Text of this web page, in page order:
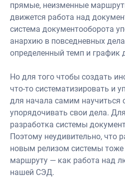
прямые, неизменные
движется работа над
система документооборота
анархию в повседневных
определенный темп и график
Но для того чтобы создать
что-то систематизировать и
для начала самим научиться
упорядочивать свои дела.
разработка системы
Поэтому неудивительно, что
новым релизом системы
маршруту — как работа над
нашей СЭД.